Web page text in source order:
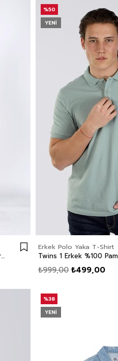
Man 1 Erkek %100 Pamuk Dokuma Şort Ekru
Erkek Polo Yaka T-Shirt
₺499,00
₺999,00
%50
YENI
%38
YENI